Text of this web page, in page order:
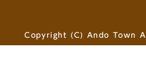
Copyright (C) Ando Town